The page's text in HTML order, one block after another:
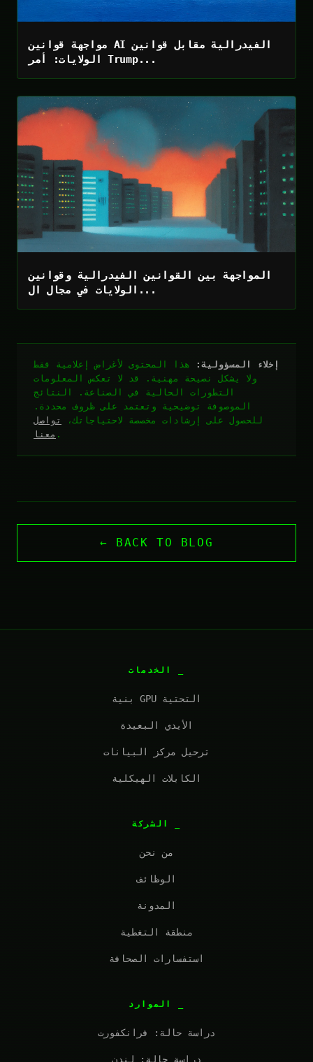
مواجهة قوانين AI الفيدرالية مقابل قوانين
الولايات: أمر Trump...
المواجهة بين القوانين الفيدرالية وقوانين
الولايات في مجال ال...
إخلاء المسؤولية:
هذا المحتوى لأغراض إعلامية فقط
ولا يشكل نصيحة مهنية. قد لا تعكس المعلومات
التطورات الحالية في الصناعة. النتائج
الموصوفة توضيحية وتعتمد على ظروف محددة.
للحصول على إرشادات مخصصة لاحتياجاتك،
تواصل
معنا .
← BACK TO BLOG
بنية GPU التحتية
الأيدي البعيدة
ترحيل مركز البيانات
الكابلات الهيكلية
من نحن
الوظائف
المدونة
منطقة التغطية
استفسارات الصحافة
دراسة حالة: فرانكفورت
دراسة حالة: لندن